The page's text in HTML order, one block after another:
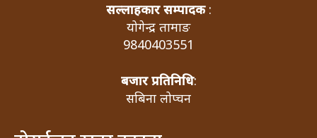
सल्लाहकार सम्पादक:
योगेन्द्र तामाङ
9840403551
बजार प्रतिनिधि:
सबिना लोप्चन